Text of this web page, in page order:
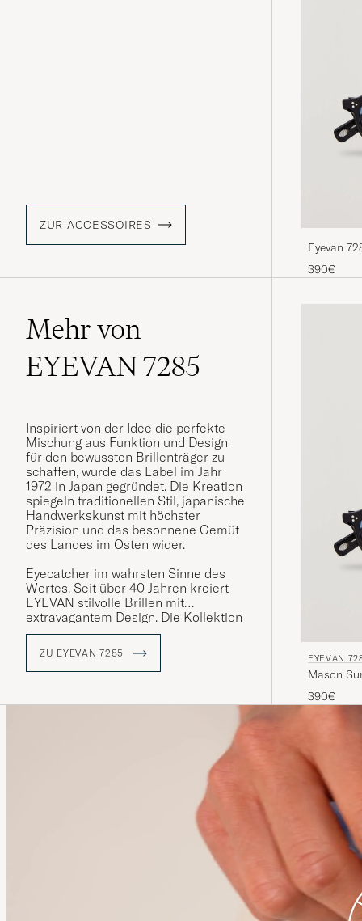
ZUR ACCESSOIRES
Eyevan
390€
Mehr von
EYEVAN 7285
Inspiriert von der Idee die perfekte
Mischung aus Funktion und Design
für den bewussten Brillenträger zu
schaffen, wurde das Label im Jahr
1972 in Japan gegründet. Die Kreation
spiegeln traditionellen Stil, japanische
Handwerkskunst mit höchster
Präzision und das besonnene Gemüt
des Landes im Osten wider.
Eyecatcher im wahrsten Sinne des
Wortes. Seit über 40 Jahren kreiert
EYEVAN stilvolle Brillen mit
extravagantem Design. Die Kollektion
7285 orientiert sich an den, zwischen
den Jahren 1972 und 1985, von Hand
gezeichneten Vorlagen aus dem
Archiv. Made in Japan - von der Idee
ZU EYEVAN 7285 EYEVAN
Mason
390€